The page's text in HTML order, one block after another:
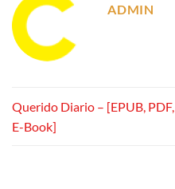
ADMIN
Querido Diario – [EPUB, PDF,
E-Book]